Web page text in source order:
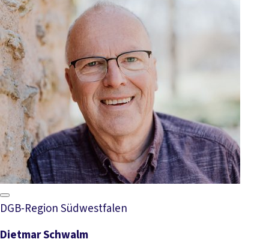
DGB-Region Südwestfalen
Dietmar Schwalm